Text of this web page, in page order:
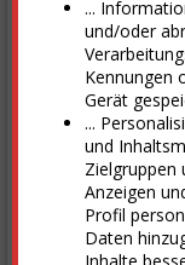
...
und/oder
Kennungen
Gerät
...
und
Zielgruppen
Anzeigen
Profil
Daten
Inhalte
3.